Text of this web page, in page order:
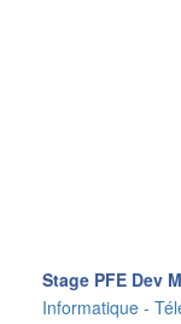
Stage PFE Dev
Informatique -